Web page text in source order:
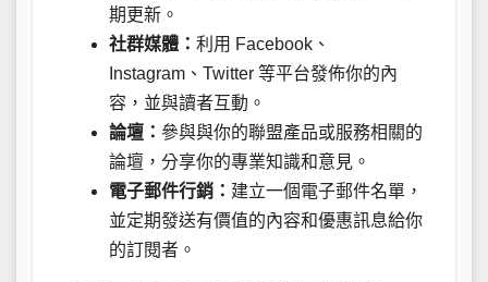
期更新。
社群媒體： 利用 Facebook、
Instagram、Twitter 等平台發佈你的內
容，並與讀者互動。
論壇： 參與與你的聯盟產品或服務相關的
論壇，分享你的專業知識和意見。
電子郵件行銷： 建立一個電子郵件名單，
並定期發送有價值的內容和優惠訊息給你
的訂閱者。